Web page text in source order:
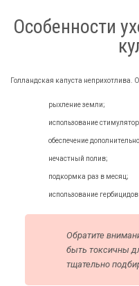
Особенности
Голландская капуста неприхотлива.
рыхление земли;
использование
обеспечение
нечастный полив;
подкормка раз в месяц;
использование
Обратите
быть токсичны
тщательно